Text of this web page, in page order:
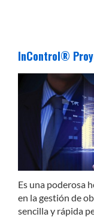
InControl®
Es una poderosa
en la gestión de
sencilla y rápida